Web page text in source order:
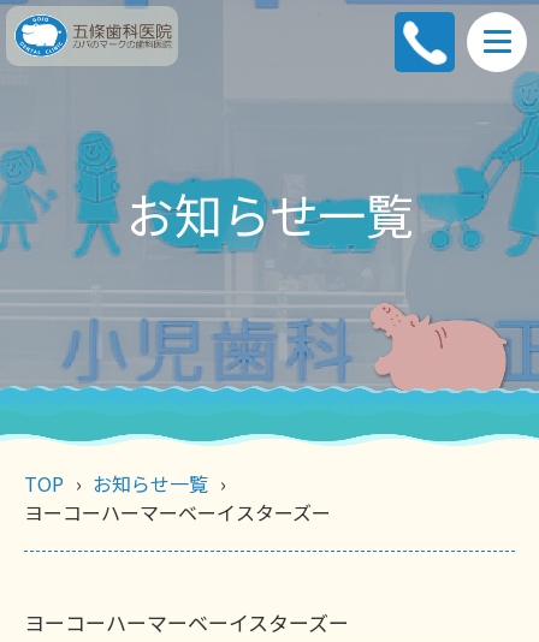
お知らせ一覧
TOP
お知らせ一覧
ヨーコーハーマーベーイスターズー
ヨーコーハーマーベーイスターズー